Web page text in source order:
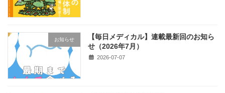
お知らせ
【毎日メディカル】連載最新回のお知ら
せ（2026年7月）
2026-07-07